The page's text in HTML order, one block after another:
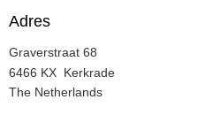
Adres
Graverstraat 68
6466 KX Kerkrade
The Netherlands